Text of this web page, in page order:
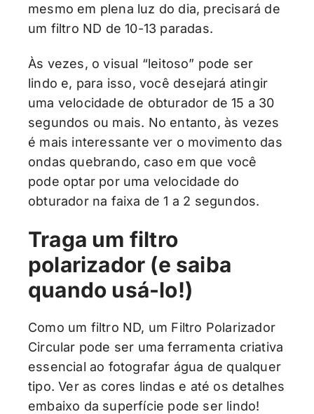
mesmo em plena luz do dia, precisará de
um filtro ND de 10-13 paradas.
Às vezes, o visual “leitoso” pode ser
lindo e, para isso, você desejará atingir
uma velocidade de obturador de 15 a 30
segundos ou mais. No entanto, às vezes
é mais interessante ver o movimento das
ondas quebrando, caso em que você
pode optar por uma velocidade do
obturador na faixa de 1 a 2 segundos.
Traga um filtro
polarizador (e saiba
quando usá-lo!)
Como um filtro ND, um Filtro Polarizador
Circular pode ser uma ferramenta criativa
essencial ao fotografar água de qualquer
tipo. Ver as cores lindas e até os detalhes
embaixo da superfície pode ser lindo!